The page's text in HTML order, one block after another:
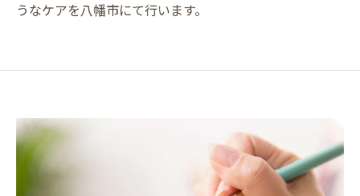
うなケアを八幡市にて行います。